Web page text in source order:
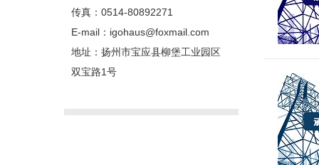
传真：0514-80892271
E-mail：igohaus@foxmail.com
地址：扬州市宝应县柳堡工业园区
双宝路1号